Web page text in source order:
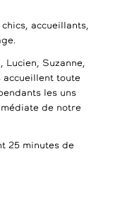
chics, accueillants,
Lucien, Suzanne,
accueillent toute
les uns
de notre
25 minutes de